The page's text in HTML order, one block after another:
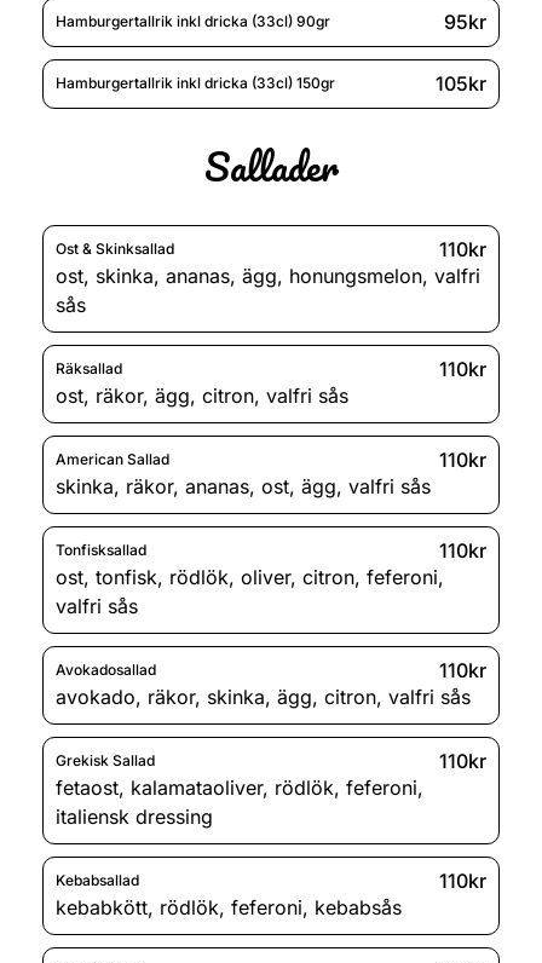
Hamburgertallrik inkl dricka (33cl) 90gr 95kr
Hamburgertallrik inkl dricka (33cl) 150gr 105kr
Sallader
Ost & Skinksallad
110kr
ost, skinka, ananas, ägg, honungsmelon, valfri
sås
Räksallad
110kr
ost, räkor, ägg, citron, valfri sås
American Sallad
110kr
skinka, räkor, ananas, ost, ägg, valfri sås
Tonfisksallad
110kr
ost, tonfisk, rödlök, oliver, citron, feferoni,
valfri sås
Avokadosallad
110kr
avokado, räkor, skinka, ägg, citron, valfri sås
Grekisk Sallad
110kr
fetaost, kalamataoliver, rödlök, feferoni,
italiensk dressing
Kebabsallad
110kr
kebabkött, rödlök, feferoni, kebabsås